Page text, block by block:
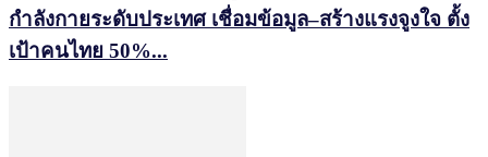
กำลังกายระดับประเทศ เชื่อมข้อมูล–สร้างแรงจูงใจ ตั้ง
เป้าคนไทย 50%...